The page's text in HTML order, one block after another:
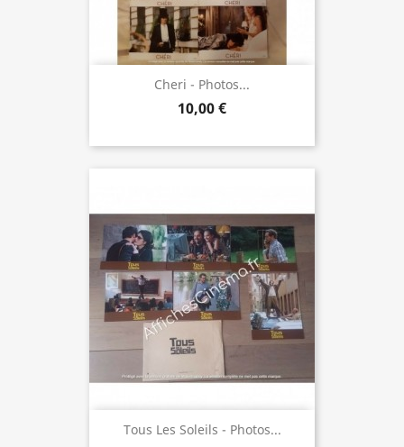
Cheri - Photos...
10,00 €
Tous Les Soleils - Photos...